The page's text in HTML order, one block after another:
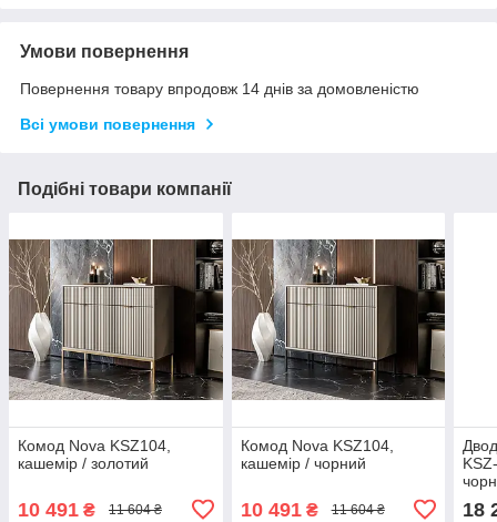
Умови повернення
Повернення товару впродовж 14 днів за домовленістю
Всі умови повернення
Подібні товари компанії
Комод Nova KSZ104,
кашемір / золотий
10 491 ₴ 11 604 ₴
Комод Nova KSZ104,
кашемір / чорний
10 491₴ 11 604 ₴ 18